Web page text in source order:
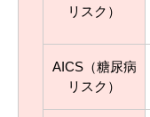
リスク）
AICS（糖尿病
リスク）